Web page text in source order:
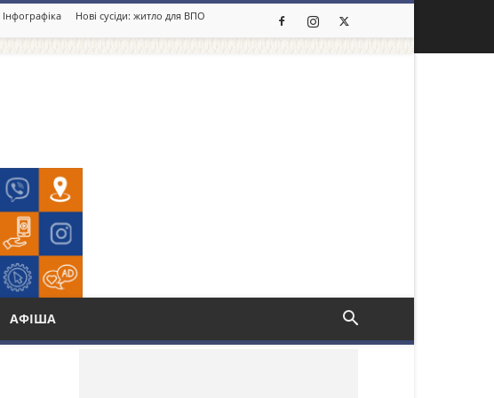
Інфографіка Нові сусіди: житло для ВПО
АФІША